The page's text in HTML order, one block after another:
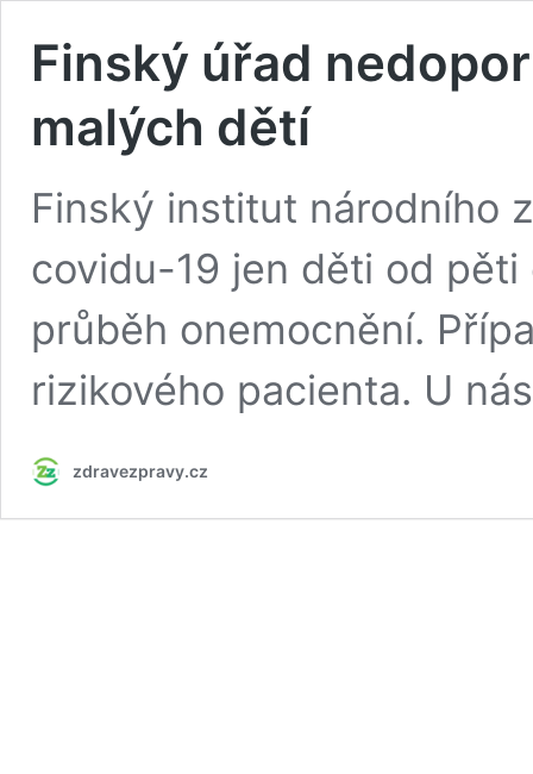
Finský úřad
malých dětí
Finský institut národního
covidu-19 jen děti od
průběh onemocnění.
rizikového pacienta. U
zdravezpravy.cz